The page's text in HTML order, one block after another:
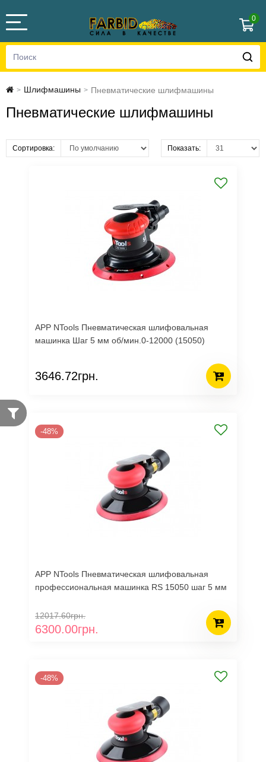
0
> Шлифмашины > Пневматические шлифмашины
Пневматические шлифмашины
Сортировка: Показать:
APP NTools Пневматическая шлифовальная
машинка Шаг 5 мм об/мин.0-12000 (15050)
3646.72грн.
-48%
APP NTools Пневматическая шлифовальная
профессиональная машинка RS 15050 шаг 5 мм
12017.60грн.
6300.00грн.
-48%